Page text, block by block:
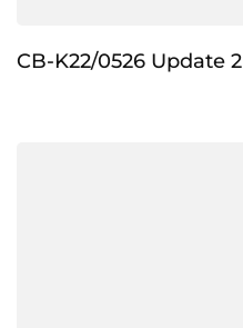
CB-K22/0526 Update 2